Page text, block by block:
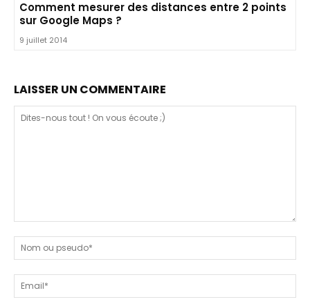
Comment mesurer des distances entre 2 points
sur Google Maps ?
9 juillet 2014
LAISSER UN COMMENTAIRE
nous
tout
!
On
vous
ou